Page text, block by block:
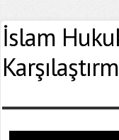
İslam
Yaşadığınız Hatanın Ayrıntıları